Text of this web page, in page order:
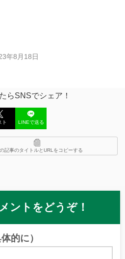
年8月18日
らSNSでシェア！
ト LINEで送る
記事のタイトルとURLをコピーする
ントをどうぞ！
的に）